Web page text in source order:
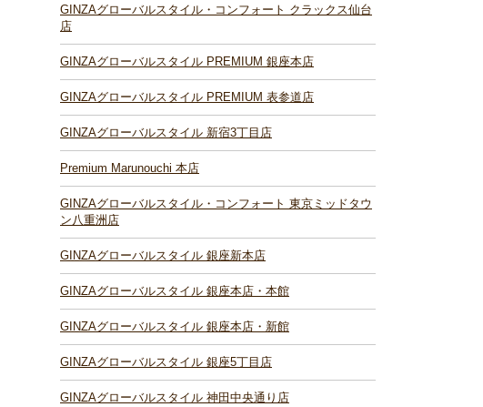
GINZAグローバルスタイル・コンフォート クラックス仙台
店
GINZAグローバルスタイル PREMIUM 銀座本店
GINZAグローバルスタイル PREMIUM 表参道店
GINZAグローバルスタイル 新宿3丁目店
Premium Marunouchi 本店
GINZAグローバルスタイル・コンフォート 東京ミッドタウ
ン八重洲店
GINZAグローバルスタイル 銀座新本店
GINZAグローバルスタイル 銀座本店・本館
GINZAグローバルスタイル 銀座本店・新館
GINZAグローバルスタイル 銀座5丁目店
GINZAグローバルスタイル 神田中央通り店